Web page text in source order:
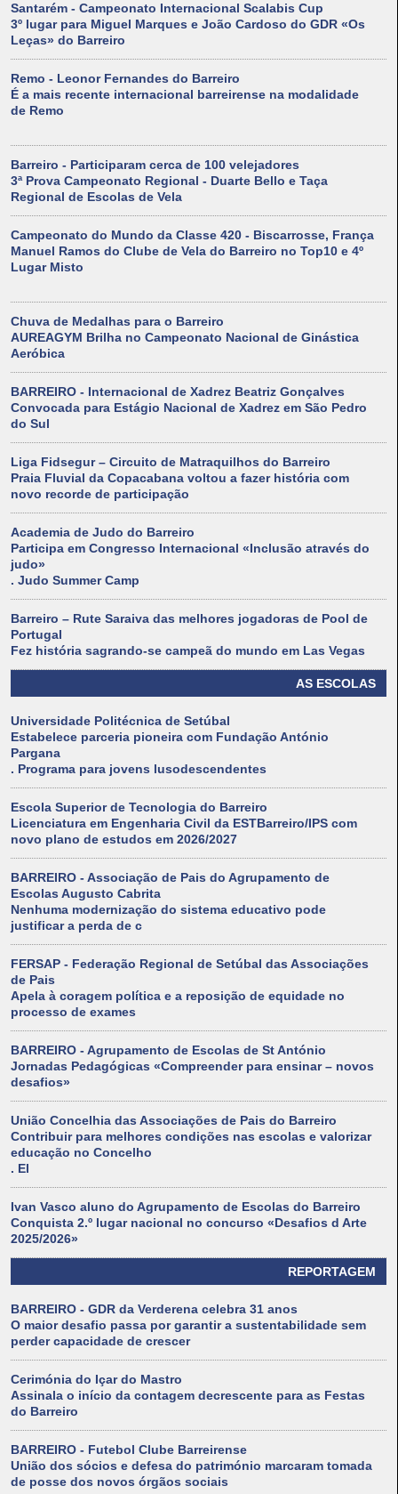
Santarém - Campeonato Internacional Scalabis Cup
3º lugar para Miguel Marques e João Cardoso do GDR «Os
Leças» do Barreiro
Remo - Leonor Fernandes do Barreiro
É a mais recente internacional barreirense na modalidade
de Remo
Barreiro - Participaram cerca de 100 velejadores
3ª Prova Campeonato Regional - Duarte Bello e Taça
Regional de Escolas de Vela
Campeonato do Mundo da Classe 420 - Biscarrosse, França
Manuel Ramos do Clube de Vela do Barreiro no Top10 e 4º
Lugar Misto
Chuva de Medalhas para o Barreiro
AUREAGYM Brilha no Campeonato Nacional de Ginástica
Aeróbica
BARREIRO - Internacional de Xadrez Beatriz Gonçalves
Convocada para Estágio Nacional de Xadrez em São Pedro
do Sul
Liga Fidsegur – Circuito de Matraquilhos do Barreiro
Praia Fluvial da Copacabana voltou a fazer história com
novo recorde de participação
Academia de Judo do Barreiro
Participa em Congresso Internacional «Inclusão através do
judo»
. Judo Summer Camp
Barreiro – Rute Saraiva das melhores jogadoras de Pool de
Portugal
Fez história sagrando-se campeã do mundo em Las Vegas
AS ESCOLAS
Universidade Politécnica de Setúbal
Estabelece parceria pioneira com Fundação António
Pargana
. Programa para jovens lusodescendentes
Escola Superior de Tecnologia do Barreiro
Licenciatura em Engenharia Civil da ESTBarreiro/IPS com
novo plano de estudos em 2026/2027
BARREIRO - Associação de Pais do Agrupamento de
Escolas Augusto Cabrita
Nenhuma modernização do sistema educativo pode
justificar a perda de c
FERSAP - Federação Regional de Setúbal das Associações
de Pais
Apela à coragem política e a reposição de equidade no
processo de exames
BARREIRO - Agrupamento de Escolas de St António
Jornadas Pedagógicas «Compreender para ensinar – novos
desafios»
União Concelhia das Associações de Pais do Barreiro
Contribuir para melhores condições nas escolas e valorizar
educação no Concelho
. El
Ivan Vasco aluno do Agrupamento de Escolas do Barreiro
Conquista 2.º lugar nacional no concurso «Desafios d Arte
2025/2026»
REPORTAGEM
BARREIRO - GDR da Verderena celebra 31 anos
O maior desafio passa por garantir a sustentabilidade sem
perder capacidade de crescer
Cerimónia do Içar do Mastro
Assinala o início da contagem decrescente para as Festas
do Barreiro
BARREIRO - Futebol Clube Barreirense
União dos sócios e defesa do património marcaram tomada
de posse dos novos órgãos sociais